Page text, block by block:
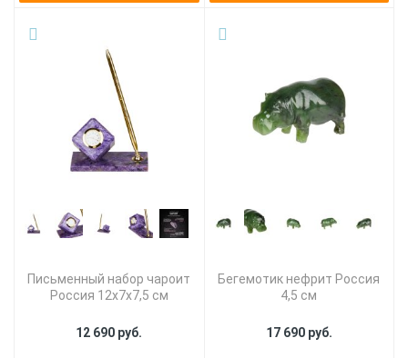
Письменный набор чароит
Россия 12х7х7,5 см
12 690 руб.
Бегемотик нефрит Россия
4,5 см
17 690 руб.